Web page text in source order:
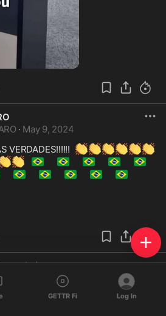
3:00
· May 9, 2024
VERDADES!!!!!! 👏👏👏👏👏👏
👏 🇧🇷 🇧🇷 🇧🇷 🇧🇷
🇧🇷
🇧🇷 🇧🇷 🇧🇷 🇧🇷 🇧🇷
reposted
7, 2024
GETTR Fi Log In